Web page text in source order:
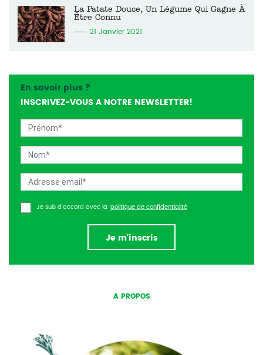
La Patate Douce, Un Légume Qui Gagne À
Être Connu
21 Janvier 2021
En savoir plus ?
INSCRIVEZ-VOUS A NOTRE NEWSLETTER!
Je suis d’accord avec la politique de confidentialité
Je m'inscris
A PROPOS